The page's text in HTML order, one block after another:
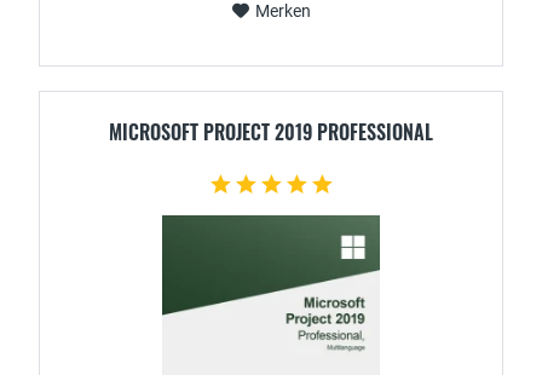
Merken
MICROSOFT PROJECT 2019 PROFESSIONAL